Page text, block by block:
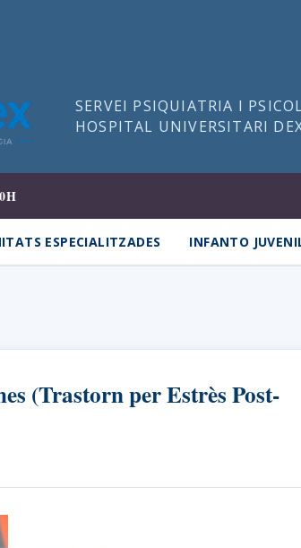
SERVEI PSIQUIATRIA I
HOSPITAL UNIVERSITARI
ESPECIALITZADES INFANTO
(Trastorn per Estrès Post-